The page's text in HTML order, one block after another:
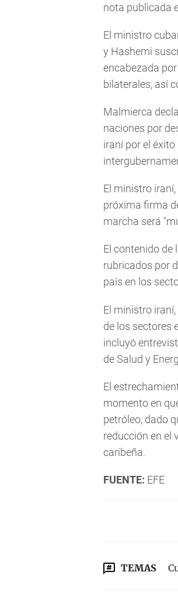
nota publicada
El ministro
y Hashemi
encabezada
bilaterales, así
Malmierca
naciones por
iraní por el
El ministro
próxima firma
marcha será
El contenido de
rubricados por
país en los
El ministro
de los sectores
incluyó
de Salud y
El
momento en
petróleo, dado
reducción en el
caribeña.
FUENTE: EFE
TEMAS